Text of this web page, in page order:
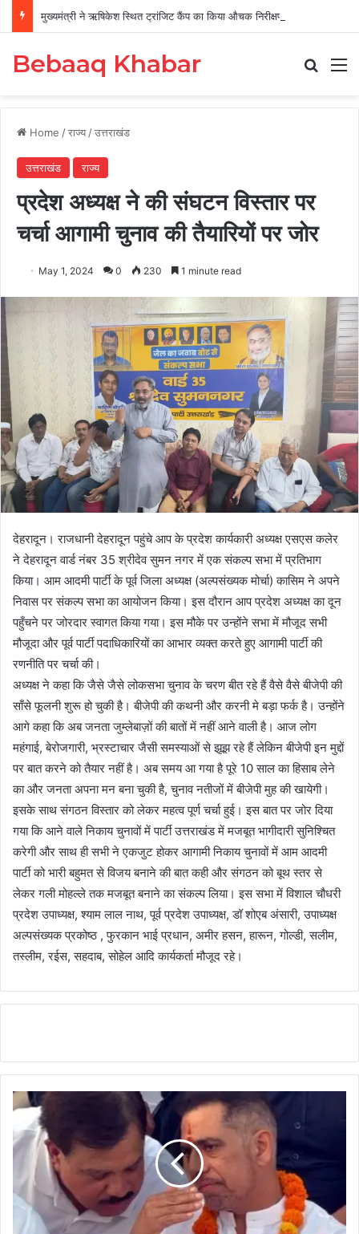
मुख्यमंत्री ने ऋषिकेश स्थित ट्रांजिट कैंप का किया औचक निरीक्षण
Bebaaq Khabar
Home /राज्य /उत्तराखंड
उत्तराखंड राज्य
प्रदेश अध्यक्ष ने की संघटन विस्तार पर
चर्चा आगामी चुनाव की तैयारियों पर जोर
May 1, 2024 0 230 1 minute read
देहरादून। राजधानी देहरादून पहुंचे आप के प्रदेश कार्यकारी अध्यक्ष एसएस कलेर
ने देहरादून वार्ड नंबर 35 श्रीदेव सुमन नगर में एक संकल्प सभा में प्रतिभाग
किया। आम आदमी पार्टी के पूर्व जिला अध्यक्ष (अल्पसंख्यक मोर्चा) कासिम ने अपने
निवास पर संकल्प सभा का आयोजन किया। इस दौरान आप प्रदेश अध्यक्ष का दून
पहुँचने पर जोरदार स्वागत किया गया। इस मौके पर उन्होंने सभा में मौजूद सभी
मौजूदा और पूर्व पार्टी पदाधिकारियों का आभार व्यक्त करते हुए आगामी पार्टी की
रणनीति पर चर्चा की।
अध्यक्ष ने कहा कि जैसे जैसे लोकसभा चुनाव के चरण बीत रहे हैं वैसे वैसे बीजेपी की
साँसे फूलनी शुरू हो चुकी है। बीजेपी की कथनी और करनी मे बड़ा फर्क है। उन्होंने
आगे कहा कि अब जनता जुम्लेबाज़ों की बातों में नहीं आने वाली है। आज लोग
महंगाई, बेरोजगारी, भ्रस्टाचार जैसी समस्याओं से झूझ रहे हैं लेकिन बीजेपी इन मुद्दों
पर बात करने को तैयार नहीं है। अब समय आ गया है पूरे 10 साल का हिसाब लेने
का और जनता अपना मन बना चुकी है, चुनाव नतीजों में बीजेपी मुह की खायेगी।
इसके साथ संगठन विस्तार को लेकर महत्व पूर्ण चर्चा हुई। इस बात पर जोर दिया
गया कि आने वाले निकाय चुनावों में पार्टी उत्तराखंड में मजबूत भागीदारी सुनिश्चित
करेगी और साथ ही सभी ने एकजुट होकर आगामी निकाय चुनावों में आम आदमी
पार्टी को भारी बहुमत से विजय बनाने की बात कही और संगठन को बूथ स्तर से
लेकर गली मोहल्ले तक मजबूत बनाने का संकल्प लिया। इस सभा में विशाल चौधरी
प्रदेश उपाध्यक्ष, श्याम लाल नाथ, पूर्व प्रदेश उपाध्यक्ष, डॉ शोएब अंसारी, उपाध्यक्ष
अल्पसंख्यक प्रकोष्ठ , फुरकान भाई प्रधान, अमीर हसन, हारून, गोल्डी, सलीम,
तस्लीम, रईस, सहदाब, सोहेल आदि कार्यकर्ता मौजूद रहे।